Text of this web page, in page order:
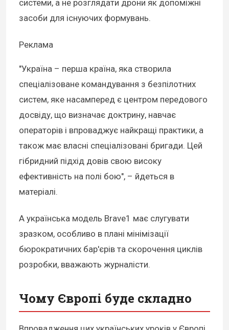
системи, а не розглядати дрони як допоміжні
засоби для існуючих формувань.
Реклама
"Україна – перша країна, яка створила
спеціалізоване командування з безпілотних
систем, яке насамперед є центром передового
досвіду, що визначає доктрину, навчає
операторів і впроваджує найкращі практики, а
також має власні спеціалізовані бригади. Цей
гібридний підхід довів свою високу
ефективність на полі бою", – йдеться в
матеріалі.
А українська модель Brave1 має слугувати
зразком, особливо в плані мінімізації
бюрократичних бар'єрів та скорочення циклів
розробки, вважають журналісти.
Чому Європі буде складно